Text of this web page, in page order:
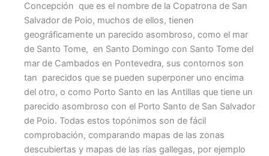
Concepción que es el nombre de la Copatrona de San
Salvador de Poio, muchos de ellos, tienen
geográficamente un parecido asombroso, como el mar
de Santo Tome, en Santo Domingo con Santo Tome del
mar de Cambados en Pontevedra, sus contornos son
tan parecidos que se pueden superponer uno encima
del otro, o como Porto Santo en las Antillas que tiene un
parecido asombroso con el Porto Santo de San Salvador
de Poio. Todas estos topónimos son de fácil
comprobación, comparando mapas de las zonas
descubiertas y mapas de las rías gallegas, por ejemplo